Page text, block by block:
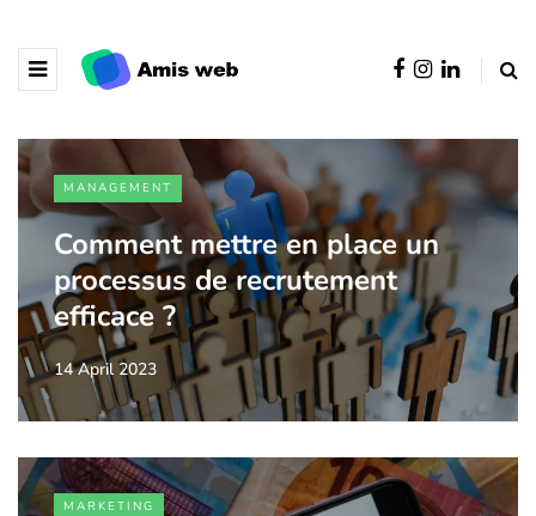
MANAGEMENT
Comment mettre en place un
processus de recrutement
efficace ?
14 April 2023
MARKETING